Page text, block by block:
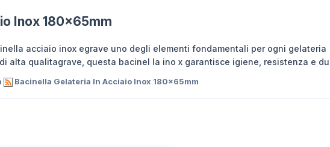
Inox 180x65mm
acciaio inox egrave uno degli elementi fondamentali per ogni gelateria
alta qualitagrave, questa bacinel la ino x garantisce igiene, resistenza e
Bacinella Gelateria In Acciaio Inox 180x65mm